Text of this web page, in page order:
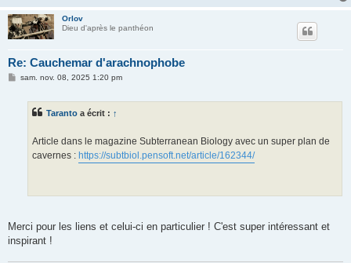
Orlov
Dieu d'après le panthéon
Re: Cauchemar d'arachnophobe
Msam. nov. 08, 2025 1:20 pm
Taranto a écrit : ↑
Article dans le magazine Subterranean Biology avec un super plan de
cavernes : https://subtbiol.pensoft.net/article/162344/
Merci pour les liens et celui-ci en particulier ! C'est super intéressant et
inspirant !